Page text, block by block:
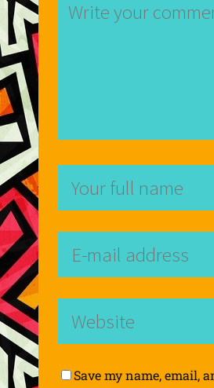
Save my name, email,